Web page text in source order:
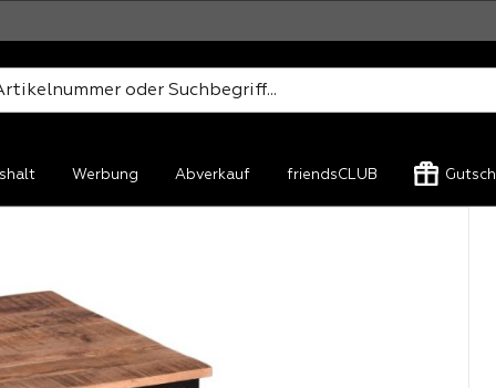
Werbung Abverkauf friendsCLUB